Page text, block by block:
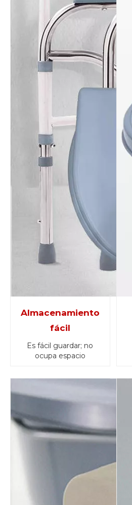
Almacenamiento
fácil
Es fácil guardar; no
ocupa espacio